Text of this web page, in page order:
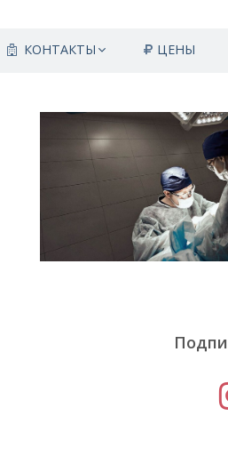
КОНТАКТЫ ЦЕНЫ